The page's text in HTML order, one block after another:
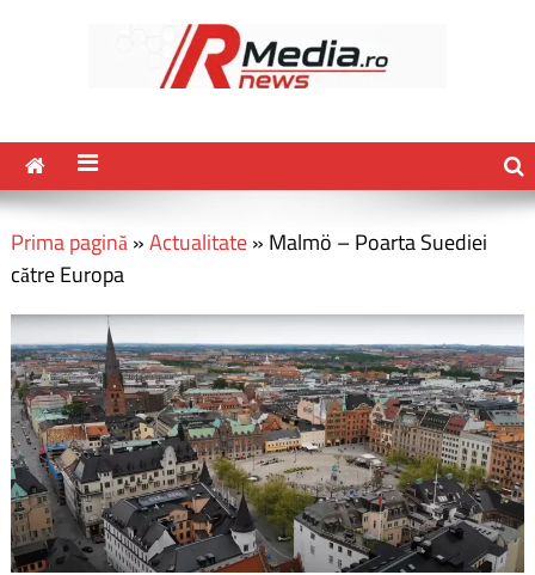
Prima pagină»Actualitate» Malmö – Poarta Suediei
către Europa